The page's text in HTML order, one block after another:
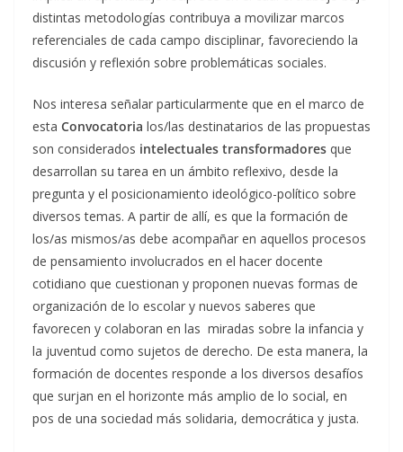
distintas metodologías contribuya a movilizar marcos
referenciales de cada campo disciplinar, favoreciendo la
discusión y reflexión sobre problemáticas sociales.
Nos interesa señalar particularmente que en el marco de
esta Convocatoria los/las destinatarios de las propuestas
son considerados intelectuales transformadores que
desarrollan su tarea en un ámbito reflexivo, desde la
pregunta y el posicionamiento ideológico-político sobre
diversos temas. A partir de allí, es que la formación de
los/as mismos/as debe acompañar en aquellos procesos
de pensamiento involucrados en el hacer docente
cotidiano que cuestionan y proponen nuevas formas de
organización de lo escolar y nuevos saberes que
favorecen y colaboran en las miradas sobre la infancia y
la juventud como sujetos de derecho. De esta manera, la
formación de docentes responde a los diversos desafíos
que surjan en el horizonte más amplio de lo social, en
pos de una sociedad más solidaria, democrática y justa.